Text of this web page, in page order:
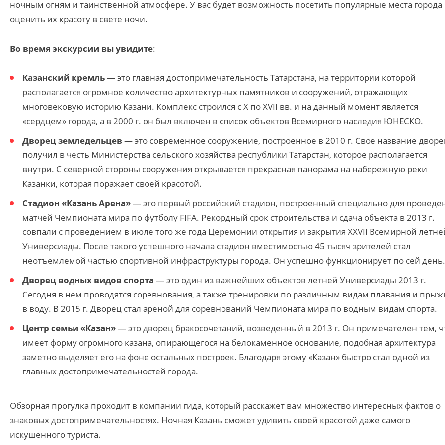
ночным огням и таинственной атмосфере. У вас будет возможность посетить популярные места города
оценить их красоту в свете ночи.
Во время экскурсии вы увидите:
Казанский кремль— это главная достопримечательность Татарстана, на территории которой
располагается огромное количество архитектурных памятников и сооружений, отражающих
многовековую историю Казани. Комплекс строился с X по XVII вв. и на данный момент является
«сердцем» города, а в 2000 г. он был включен в список объектов Всемирного наследия ЮНЕСКО.
Дворец земледельцев— это современное сооружение, построенное в 2010 г. Свое название
получил в честь Министерства сельского хозяйства республики Татарстан, которое располагается
внутри. С северной стороны сооружения открывается прекрасная панорама на набережную реки
Казанки, которая поражает своей красотой.
Стадион «Казань Арена»— это первый российский стадион, построенный специально для
матчей Чемпионата мира по футболу FIFA. Рекордный срок строительства и сдача объекта в 2013 г.
совпали с проведением в июле того же года Церемонии открытия и закрытия XXVII Всемирной
Универсиады. После такого успешного начала стадион вместимостью 45 тысяч зрителей стал
неотъемлемой частью спортивной инфраструктуры города. Он успешно функционирует по сей день.
Дворец водных видов спорта — это один из важнейших объектов летней Универсиады 2013 г.
Сегодня в нем проводятся соревнования, а также тренировки по различным видам плавания и
в воду. В 2015 г. Дворец стал ареной для соревнований Чемпионата мира по водным видам спорта.
Центр семьи «Казан»— это дворец бракосочетаний, возведенный в 2013 г. Он примечателен тем,
имеет форму огромного казана, опирающегося на белокаменное основание, подобная архитектура
заметно выделяет его на фоне остальных построек. Благодаря этому «Казан» быстро стал одной из
главных достопримечательностей города.
Обзорная прогулка проходит в компании гида, который расскажет вам множество интересных фактов о
знаковых достопримечательностях. Ночная Казань сможет удивить своей красотой даже самого
искушенного туриста.